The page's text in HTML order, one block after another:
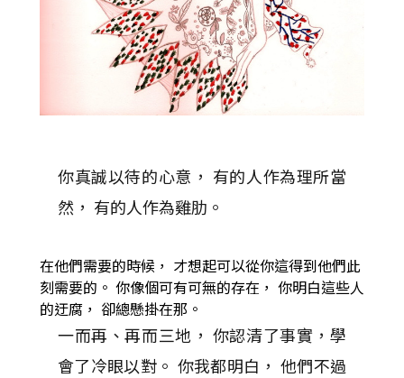
你真誠以待的心意， 有的人作為理所當
然， 有的人作為雞肋。
在他們需要的時候， 才想起可以從你這得到他們此
刻需要的。 你像個可有可無的存在， 你明白這些人
的迂腐， 卻總懸掛在那。
一而再、再而三地， 你認清了事實，學
會了冷眼以對。 你我都明白， 他們不過